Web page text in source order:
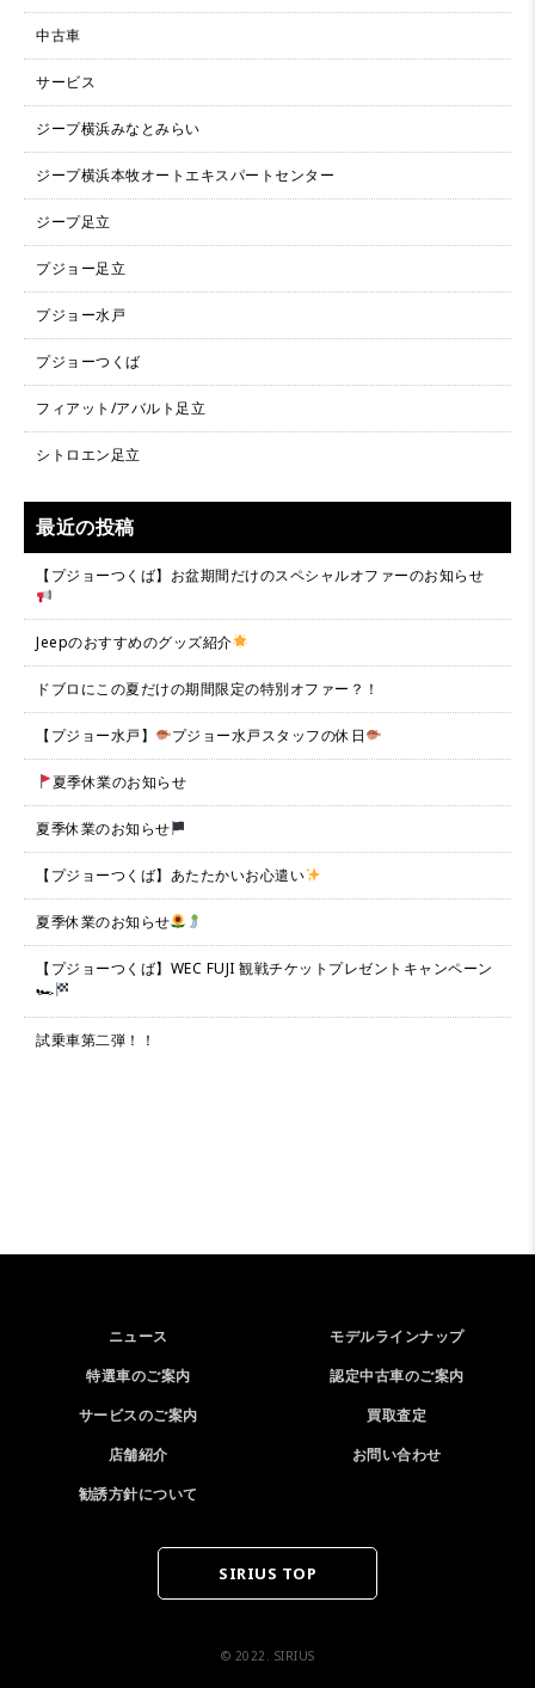
中古車
サービス
ジープ横浜みなとみらい
ジープ横浜本牧オートエキスパートセンター
ジープ足立
プジョー足立
プジョー水戸
プジョーつくば
フィアット/アバルト足立
シトロエン足立
最近の投稿
【プジョーつくば】お盆期間だけのスペシャルオファーのお知らせ
Jeepのおすすめのグッズ紹介
ドブロにこの夏だけの期間限定の特別オファー？！
【プジョー水戸】 プジョー水戸スタッフの休日
夏季休業のお知らせ
夏季休業のお知らせ
【プジョーつくば】あたたかいお心遣い
夏季休業のお知らせ
【プジョーつくば】WEC FUJI 観戦チケットプレゼントキャンペーン
🏎
試乗車第二弾！！
ニュース
モデルラインナップ
特選車のご案内
認定中古車のご案内
サービスのご案内
買取査定
店舗紹介
お問い合わせ
勧誘方針について
SIRIUS TOP
© 2022. SIRIUS